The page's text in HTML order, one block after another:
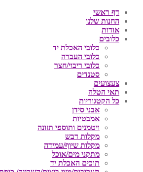
דף ראשי
החנות שלנו
אודות
כלובים
כלובי האכלת יד
כלובי העברה
כלובי ריבוי/חצר
סטנדים
צעצועים
תאי הטלה
כל הקטגוריות
אבני סידן
אמבטיות
ויטמנים ותוספי תזונה
מקלות דבש
מקלות שיוף/עמידה
מתקני מים/אוכל
תוכים האכלת יד